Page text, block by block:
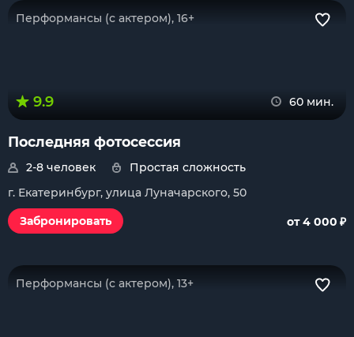
Перформансы (с актером), 16+
9.9 60 мин.
Последняя фотосессия
2-8 человек
Простая сложность
г. Екатеринбург, улица Луначарского, 50
Забронировать
от 4 000 ₽
Перформансы (с актером), 13+